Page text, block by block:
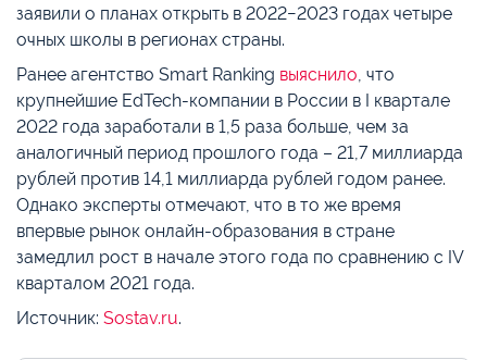
заявили о планах открыть в 2022−2023 годах четыре
очных школы в регионах страны.
Ранее агентство Smart Ranking выяснило , что
крупнейшие EdTech-компании в России в I квартале
2022 года заработали в 1,5 раза больше, чем за
аналогичный период прошлого года – 21,7 миллиарда
рублей против 14,1 миллиарда рублей годом ранее.
Однако эксперты отмечают, что в то же время
впервые рынок онлайн-образования в стране
замедлил рост в начале этого года по сравнению с IV
кварталом 2021 года.
Источник: Sostav.ru.